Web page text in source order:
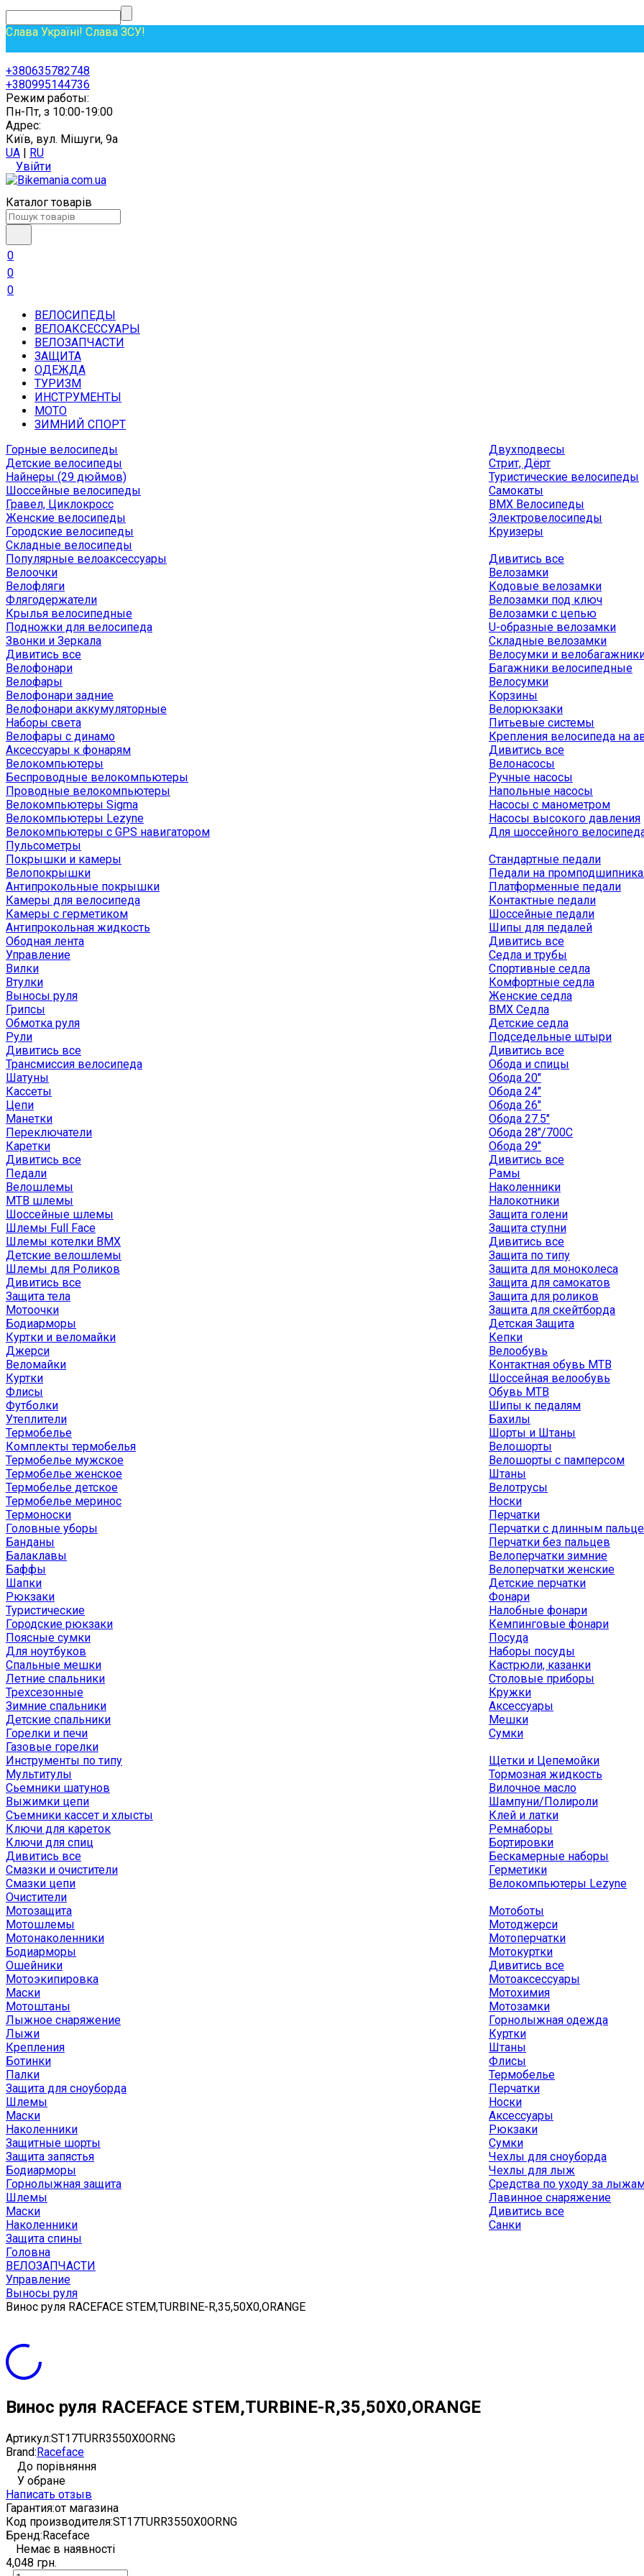
Слава Україні! Слава ЗСУ!
+380635782748
+380995144736
Режим работы:
Пн-Пт, з 10:00-19:00
Адрес:
Київ, вул. Мішуги, 9а
UA | RU
Увійти
Каталог товарів
0
0
0
ВЕЛОСИПЕДЫ
ВЕЛОАКСЕССУАРЫ
ВЕЛОЗАПЧАСТИ
ЗАЩИТА
ОДЕЖДА
ТУРИЗМ
ИНСТРУМЕНТЫ
МОТО
ЗИМНИЙ СПОРТ
Горные велосипеды
Детские велосипеды
Найнеры (29 дюймов)
Шоссейные велосипеды
Гравел, Циклокросс
Женские велосипеды
Городcкие велосипеды
Складные велосипеды
Двухподвесы
Стрит, Дёрт
Туристические велосипеды
Самокаты
BMX Велосипеды
Электровелосипеды
Круизеры
Популярные велоаксессуары
Велоочки
Велофляги
Флягодержатели
Крылья велосипедные
Подножки для велосипеда
Звонки и Зеркала
Дивитись все
Велофонари
Велофары
Велофонари задние
Велофонари аккумуляторные
Наборы света
Велофары с динамо
Аксессуары к фонарям
Велокомпьютеры
Беспроводные велокомпьютеры
Проводные велокомпьютеры
Велокомпьютеры Sigma
Велокомпьютеры Lezyne
Велокомпьютеры с GPS навигатором
Пульсометры
Дивитись все
Велозамки
Кодовые велозамки
Велозамки под ключ
Велозамки с цепью
U-образные велозамки
Складные велозамки
Велосумки и
Багажники велосипедные
Велосумки
Корзины
Велорюкзаки
Питьевые системы
Крепления велосипеда на
Дивитись все
Велонасосы
Ручные насосы
Напольные насосы
Насосы с манометром
Насосы высокого давления
Для шоссейного
Покрышки и камеры
Велопокрышки
Антипрокольные покрышки
Камеры для велосипеда
Камеры с герметиком
Антипрокольная жидкость
Ободная лента
Управление
Вилки
Втулки
Выносы руля
Грипсы
Обмотка руля
Рули
Дивитись все
Трансмиссия велосипеда
Шатуны
Кассеты
Цепи
Манетки
Переключатели
Каретки
Дивитись все
Педали
Стандартные педали
Педали на
Платформенные педали
Контактные педали
Шоссейные педали
Шипы для педалей
Дивитись все
Седла и трубы
Спортивные седла
Комфортные седла
Женские седла
BMX Седла
Детские седла
Подседельные штыри
Дивитись все
Обода и спицы
Обода 20"
Обода 24"
Обода 26"
Обода 27.5"
Обода 28"/700C
Обода 29"
Дивитись все
Рамы
Велошлемы
MTB шлемы
Шоссейные шлемы
Шлемы Full Face
Шлемы котелки BMX
Детские велошлемы
Шлемы для Роликов
Дивитись все
Защита тела
Мотоочки
Бодиарморы
Наколенники
Налокотники
Защита голени
Защита ступни
Дивитись все
Защита по типу
Защита для моноколеса
Защита для самокатов
Защита для роликов
Защита для скейтборда
Детская Защита
Куртки и веломайки
Джерси
Веломайки
Куртки
Флисы
Футболки
Утеплители
Термобелье
Комплекты термобелья
Термобелье мужское
Термобелье женское
Термобелье детское
Термобелье меринос
Термоноски
Головные уборы
Банданы
Балаклавы
Баффы
Шапки
Кепки
Велообувь
Контактная обувь MTB
Шоссейная велообувь
Обувь MTB
Шипы к педалям
Бахилы
Шорты и Штаны
Велошорты
Велошорты с памперсом
Штаны
Велотрусы
Носки
Перчатки
Перчатки с длинным
Перчатки без пальцев
Велоперчатки зимние
Велоперчатки женские
Детские перчатки
Рюкзаки
Туристические
Городские рюкзаки
Поясные сумки
Для ноутбуков
Спальные мешки
Летние спальники
Трехсезонные
Зимние спальники
Детские спальники
Горелки и печи
Газовые горелки
Фонари
Налобные фонари
Кемпинговые фонари
Посуда
Наборы посуды
Кастрюли, казанки
Столовые приборы
Кружки
Аксессуары
Мешки
Сумки
Инструменты по типу
Мультитулы
Сьемники шатунов
Выжимки цепи
Съемники кассет и хлысты
Ключи для кареток
Ключи для спиц
Дивитись все
Смазки и очистители
Смазки цепи
Очистители
Щетки и Цепемойки
Тормозная жидкость
Вилочное масло
Шампуни/Полироли
Клей и латки
Ремнаборы
Бортировки
Бескамерные наборы
Герметики
Велокомпьютеры Lezyne
Мотозащита
Мотошлемы
Мотонаколенники
Бодиарморы
Ошейники
Мотоэкипировка
Маски
Мотоштаны
Мотоботы
Мотоджерси
Мотоперчатки
Мотокуртки
Дивитись все
Мотоаксессуары
Мотохимия
Мотозамки
Лыжное снаряжение
Лыжи
Крепления
Ботинки
Палки
Защита для сноуборда
Шлемы
Маски
Наколенники
Защитные шорты
Защита запястья
Бодиарморы
Горнолыжная защита
Шлемы
Маски
Наколенники
Защита спины
Горнолыжная одежда
Куртки
Штаны
Флисы
Термобелье
Перчатки
Носки
Аксессуары
Рюкзаки
Сумки
Чехлы для сноуборда
Чехлы для лыж
Средства по уходу за
Лавинное снаряжение
Дивитись все
Санки
Головна
ВЕЛОЗАПЧАСТИ
Управление
Выносы руля
Винос руля RACEFACE STEM,TURBINE-R,35,50X0,ORANGE
Винос руля RACEFACE STEM,TURBINE-R,35,50X0,ORANGE
Артикул:ST17TURR3550X0ORNG
Brand:Raceface
До порівняння
У обране
Написать отзыв
Гарантия:от магазина
Код производителя:ST17TURR3550X0ORNG
Бренд:Raceface
Немає в наявності
4,048 грн.